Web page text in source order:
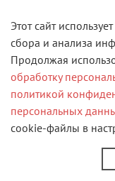
Ищите
Этот сайт
сбора и анализа
Продолжая
обработку
политикой
персональных
cookie-файлы в